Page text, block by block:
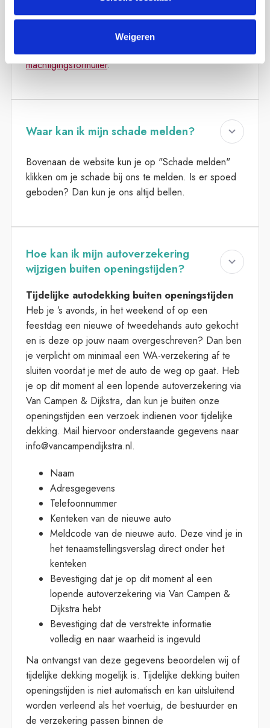
Weigeren
naarinfo@vancampendijkstra.nl.
machtigingsformulier.
Waar kan ik mijn schade melden?
Bovenaan de website kun je op "Schade melden"
klikken om je schade bij ons te melden. Is er spoed
geboden? Dan kun je ons altijd bellen.
Hoe kan ik mijn autoverzekering
wijzigen buiten openingstijden?
Tijdelijke autodekking buiten openingstijden
Heb je ’s avonds, in het weekend of op een
feestdag een nieuwe of tweedehands auto gekocht
en is deze op jouw naam overgeschreven? Dan ben
je verplicht om minimaal een WA-verzekering af te
sluiten voordat je met de auto de weg op gaat. Heb
je op dit moment al een lopende autoverzekering via
Van Campen & Dijkstra, dan kun je buiten onze
openingstijden een verzoek indienen voor tijdelijke
dekking. Mail hiervoor onderstaande gegevens naar
info@vancampendijkstra.nl.
Naam
Adresgegevens
Telefoonnummer
Kenteken van de nieuwe auto
Meldcode van de nieuwe auto. Deze vind je in
het tenaamstellingsverslag direct onder het
kenteken
Bevestiging dat je op dit moment al een
lopende autoverzekering via Van Campen &
Dijkstra hebt
Bevestiging dat de verstrekte informatie
volledig en naar waarheid is ingevuld
Na ontvangst van deze gegevens beoordelen wij of
tijdelijke dekking mogelijk is. Tijdelijke dekking buiten
openingstijden is niet automatisch en kan uitsluitend
worden verleend als het voertuig, de bestuurder en
de verzekering passen binnen de